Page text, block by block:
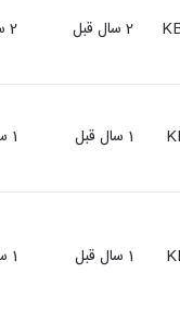
2 سال قبل 2 سال قبل
1 سال قبل 1 سال قبل
1 سال قبل 1 سال قبل